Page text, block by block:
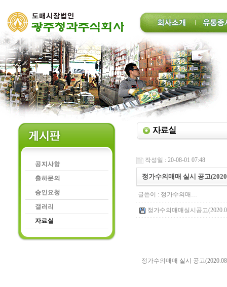
작성일 : 20-08-01 07:48
정가수의매매 실시 공고
글쓴이 : 정가수의매…
정가수의매매실시공고
정가수의매매 실시 공고